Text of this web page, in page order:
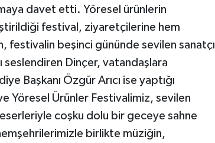
davet etti. Yöresel ürünlerin
festival, ziyaretçilerine hem
festivalin beşinci gününde sevilen sanatçı
seslendiren Dinçer, vatandaşlara
Başkanı Özgür Arıcı ise yaptığı
Yöresel Ürünler Festivalimiz, sevilen
coşku dolu bir geceye sahne
birlikte müziğin,